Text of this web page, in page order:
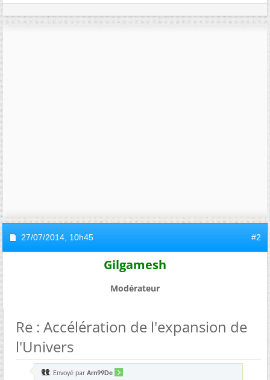
27/07/2014, 10h45 #2
Gilgamesh
Modérateur
Re : Accélération de l'expansion de
l'Univers
Envoyé par Arn99De